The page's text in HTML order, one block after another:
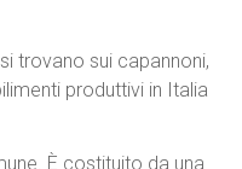
trovano sui capannoni,
produttivi in Italia
È costituito da una